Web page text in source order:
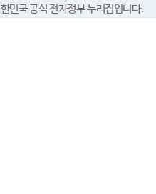
민국 공식 전자정부 누리집입니다.